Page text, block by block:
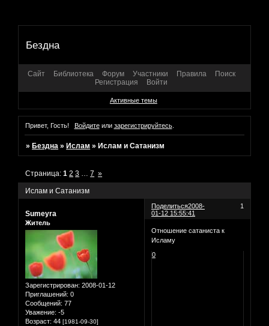
Бездна
Сайт Библиотека Форум Участники Правила
Поиск
Регистрация
Войти
Активные темы
Привет, Гость! Войдитеили зарегистрируйтесь.
»Бездна »Ислам »Ислам и Сатанизм
Ислам и Сатанизм
Страница:1 2 3 … 7 »
Поделиться 1
2008-
01-12 15:55:41
Sumeyra
Житель
Зарегистрирован: 2008-01-12
Приглашений: 0
Сообщений: 77
Уважение: -5
Возраст: 44 [1981-09-30]
Отношение сатаниста к
Исламу
0